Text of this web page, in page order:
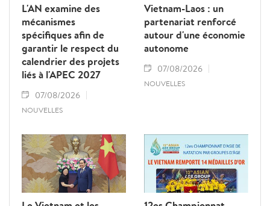
L'AN examine des
mécanismes
spécifiques afin de
garantir le respect du
calendrier des projets
liés à l'APEC 2027
07/08/2026
NOUVELLES
Vietnam-Laos : un
partenariat renforcé
autour d'une économie
autonome
07/08/2026
NOUVELLES